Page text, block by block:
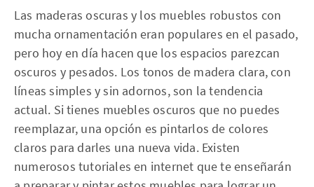
Las maderas oscuras y los muebles robustos con
mucha ornamentación eran populares en el pasado,
pero hoy en día hacen que los espacios parezcan
oscuros y pesados. Los tonos de madera clara, con
líneas simples y sin adornos, son la tendencia
actual. Si tienes muebles oscuros que no puedes
reemplazar, una opción es pintarlos de colores
claros para darles una nueva vida. Existen
numerosos tutoriales en internet que te enseñarán